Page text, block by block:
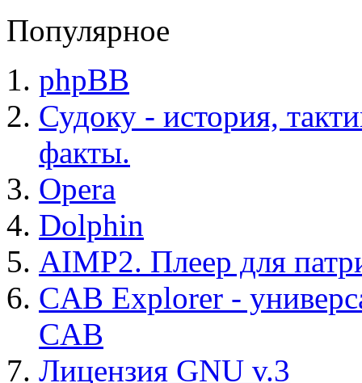
Популярное
phpBB
Судоку - история,
факты.
Opera
Dolphin
AIMP2. Плеер для
CAB Explorer -
CAB
Лицензия GNU v.3